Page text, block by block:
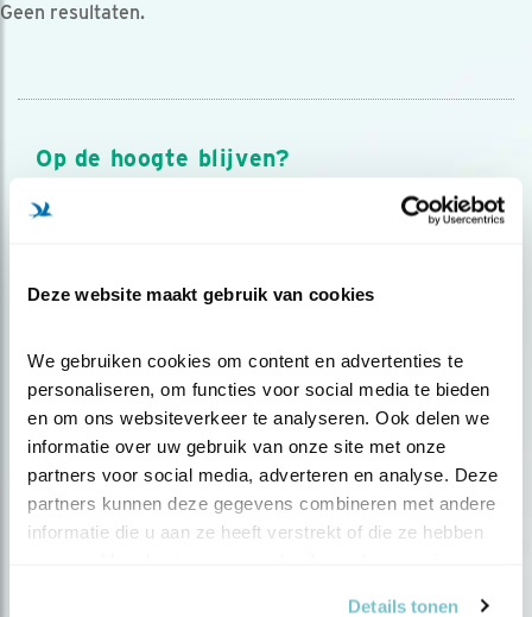
Deze website maakt gebruik van cookies
We gebruiken cookies om content en advertenties te
personaliseren, om functies voor social media te bieden
en om ons websiteverkeer te analyseren. Ook delen we
informatie over uw gebruik van onze site met onze
partners voor social media, adverteren en analyse. Deze
partners kunnen deze gegevens combineren met andere
informatie die u aan ze heeft verstrekt of die ze hebben
Details tonen
Geen resultaten.
Op de hoogte blijven?
Meld je aan en ontvang nieuws, inspiratie, acties en tips
over vogels en activiteiten van Vogelbescherming.